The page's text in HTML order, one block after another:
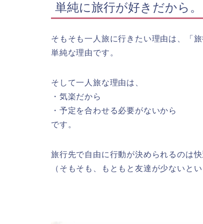
単純に旅行が好きだから。
そもそも一人旅に行きたい理由は、「旅
単純な理由です。
そして一人旅な理由は、
・気楽だから
・予定を合わせる必要がないから
です。
旅行先で自由に行動が決められるのは快
（そもそも、もともと友達が少ないと